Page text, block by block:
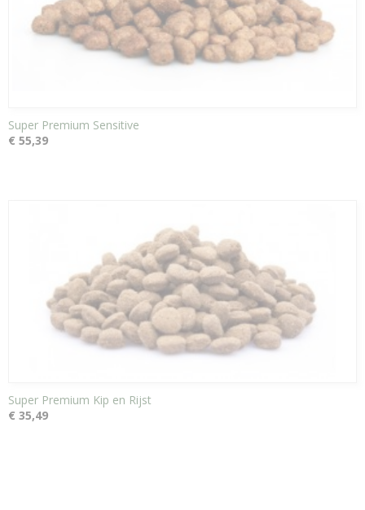
Super Premium Sensitive
€ 55,39
Super Premium Kip en Rijst
€ 35,49